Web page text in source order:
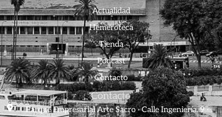
Actualidad
Hemeroteca
Tienda
Podcast
Contacto
Contacto
Parque Empresarial Arte Sacro · Calle Ingeniería, 9 ·